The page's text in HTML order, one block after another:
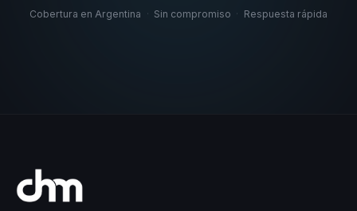
Cobertura en Argentina · Sin compromiso · Respuesta rápida